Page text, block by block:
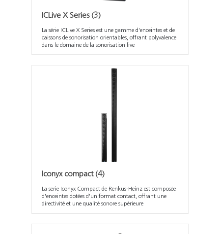
ICLive X Series (3)
La série ICLive X Series est une gamme d'enceintes et de
caissons de sonorisation orientables, offrant polyvalence
dans le domaine de la sonorisation live
Iconyx compact (4)
La serie Iconyx Compact de Renkus-Heinz est composée
d'enceintes dotées d'un format contact, offrant une
directivité et une qualité sonore supérieure